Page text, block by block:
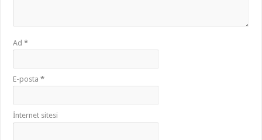
Ad*
E-posta*
İnternet sitesi